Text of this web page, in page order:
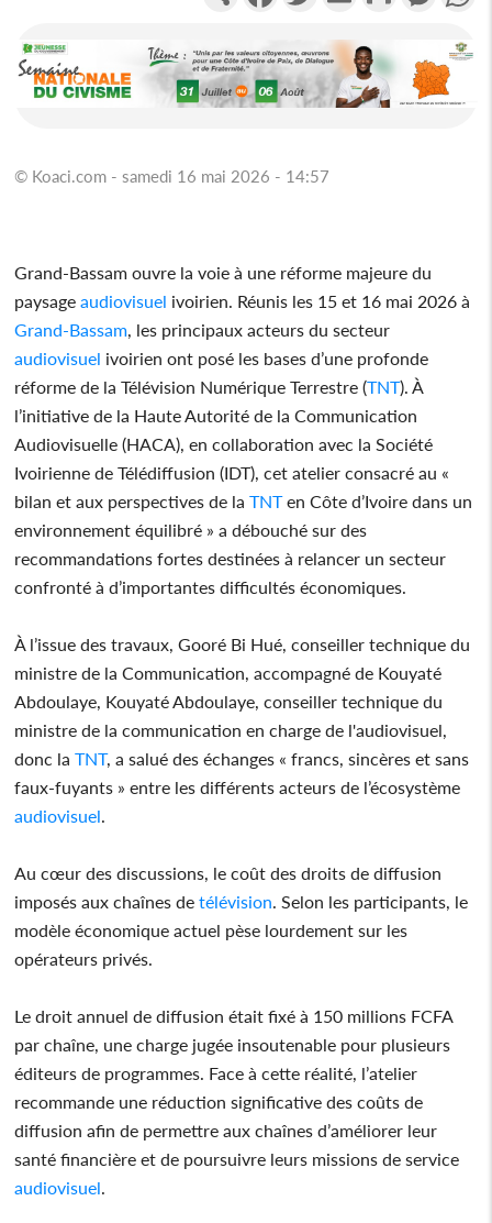
© Koaci.com - samedi 16 mai 2026 - 14:57
Grand-Bassam ouvre la voie à une réforme majeure du
paysage audiovisuel ivoirien. Réunis les 15 et 16 mai 2026 à
Grand-Bassam, les principaux acteurs du secteur
audiovisuel ivoirien ont posé les bases d’une profonde
réforme de la Télévision Numérique Terrestre (TNT). À
l’initiative de la Haute Autorité de la Communication
Audiovisuelle (HACA), en collaboration avec la Société
Ivoirienne de Télédiffusion (IDT), cet atelier consacré au «
bilan et aux perspectives de laTNTen Côte d’Ivoire dans un
environnement équilibré » a débouché sur des
recommandations fortes destinées à relancer un secteur
confronté à d’importantes difficultés économiques.
À l’issue des travaux, Gooré Bi Hué, conseiller technique du
ministre de la Communication, accompagné de Kouyaté
Abdoulaye, Kouyaté Abdoulaye, conseiller technique du
ministre de la communication en charge de l'audiovisuel,
donc laTNT, a salué des échanges « francs, sincères et sans
faux-fuyants » entre les différents acteurs de l’écosystème
audiovisuel.
Au cœur des discussions, le coût des droits de diffusion
imposés aux chaînes de télévision. Selon les participants, le
modèle économique actuel pèse lourdement sur les
opérateurs privés.
Le droit annuel de diffusion était fixé à 150 millions FCFA
par chaîne, une charge jugée insoutenable pour plusieurs
éditeurs de programmes. Face à cette réalité, l’atelier
recommande une réduction significative des coûts de
diffusion afin de permettre aux chaînes d’améliorer leur
santé financière et de poursuivre leurs missions de service
audiovisuel.